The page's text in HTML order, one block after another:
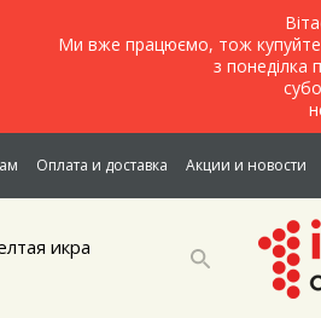
Ми вже працюємо, тож купуйте
з понеділка
Оплата и доставка Акции и новости
икра